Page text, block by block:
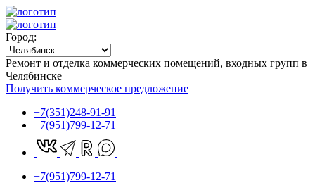
Город:
Ремонт и отделка коммерческих помещений, входных групп в
Челябинске
Получить коммерческое предложение
+7(351)248-91-91
+7(951)799-12-71
+7(951)799-12-71